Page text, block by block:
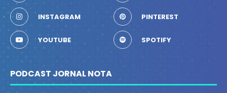
INSTAGRAM PINTEREST
YOUTUBE SPOTIFY
PODCAST JORNAL NOTA